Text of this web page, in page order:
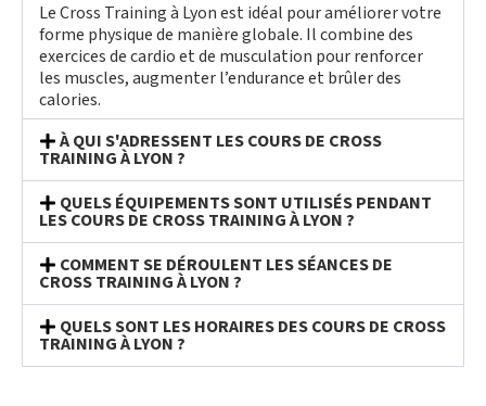
Le Cross Training à Lyon est idéal pour améliorer votre
forme physique de manière globale. Il combine des
exercices de cardio et de musculation pour renforcer
les muscles, augmenter l’endurance et brûler des
calories.
À QUI S'ADRESSENT LES COURS DE CROSS
TRAINING À LYON ?
QUELS ÉQUIPEMENTS SONT UTILISÉS PENDANT
LES COURS DE CROSS TRAINING À LYON ?
COMMENT SE DÉROULENT LES SÉANCES DE
CROSS TRAINING À LYON ?
QUELS SONT LES HORAIRES DES COURS DE CROSS
TRAINING À LYON ?